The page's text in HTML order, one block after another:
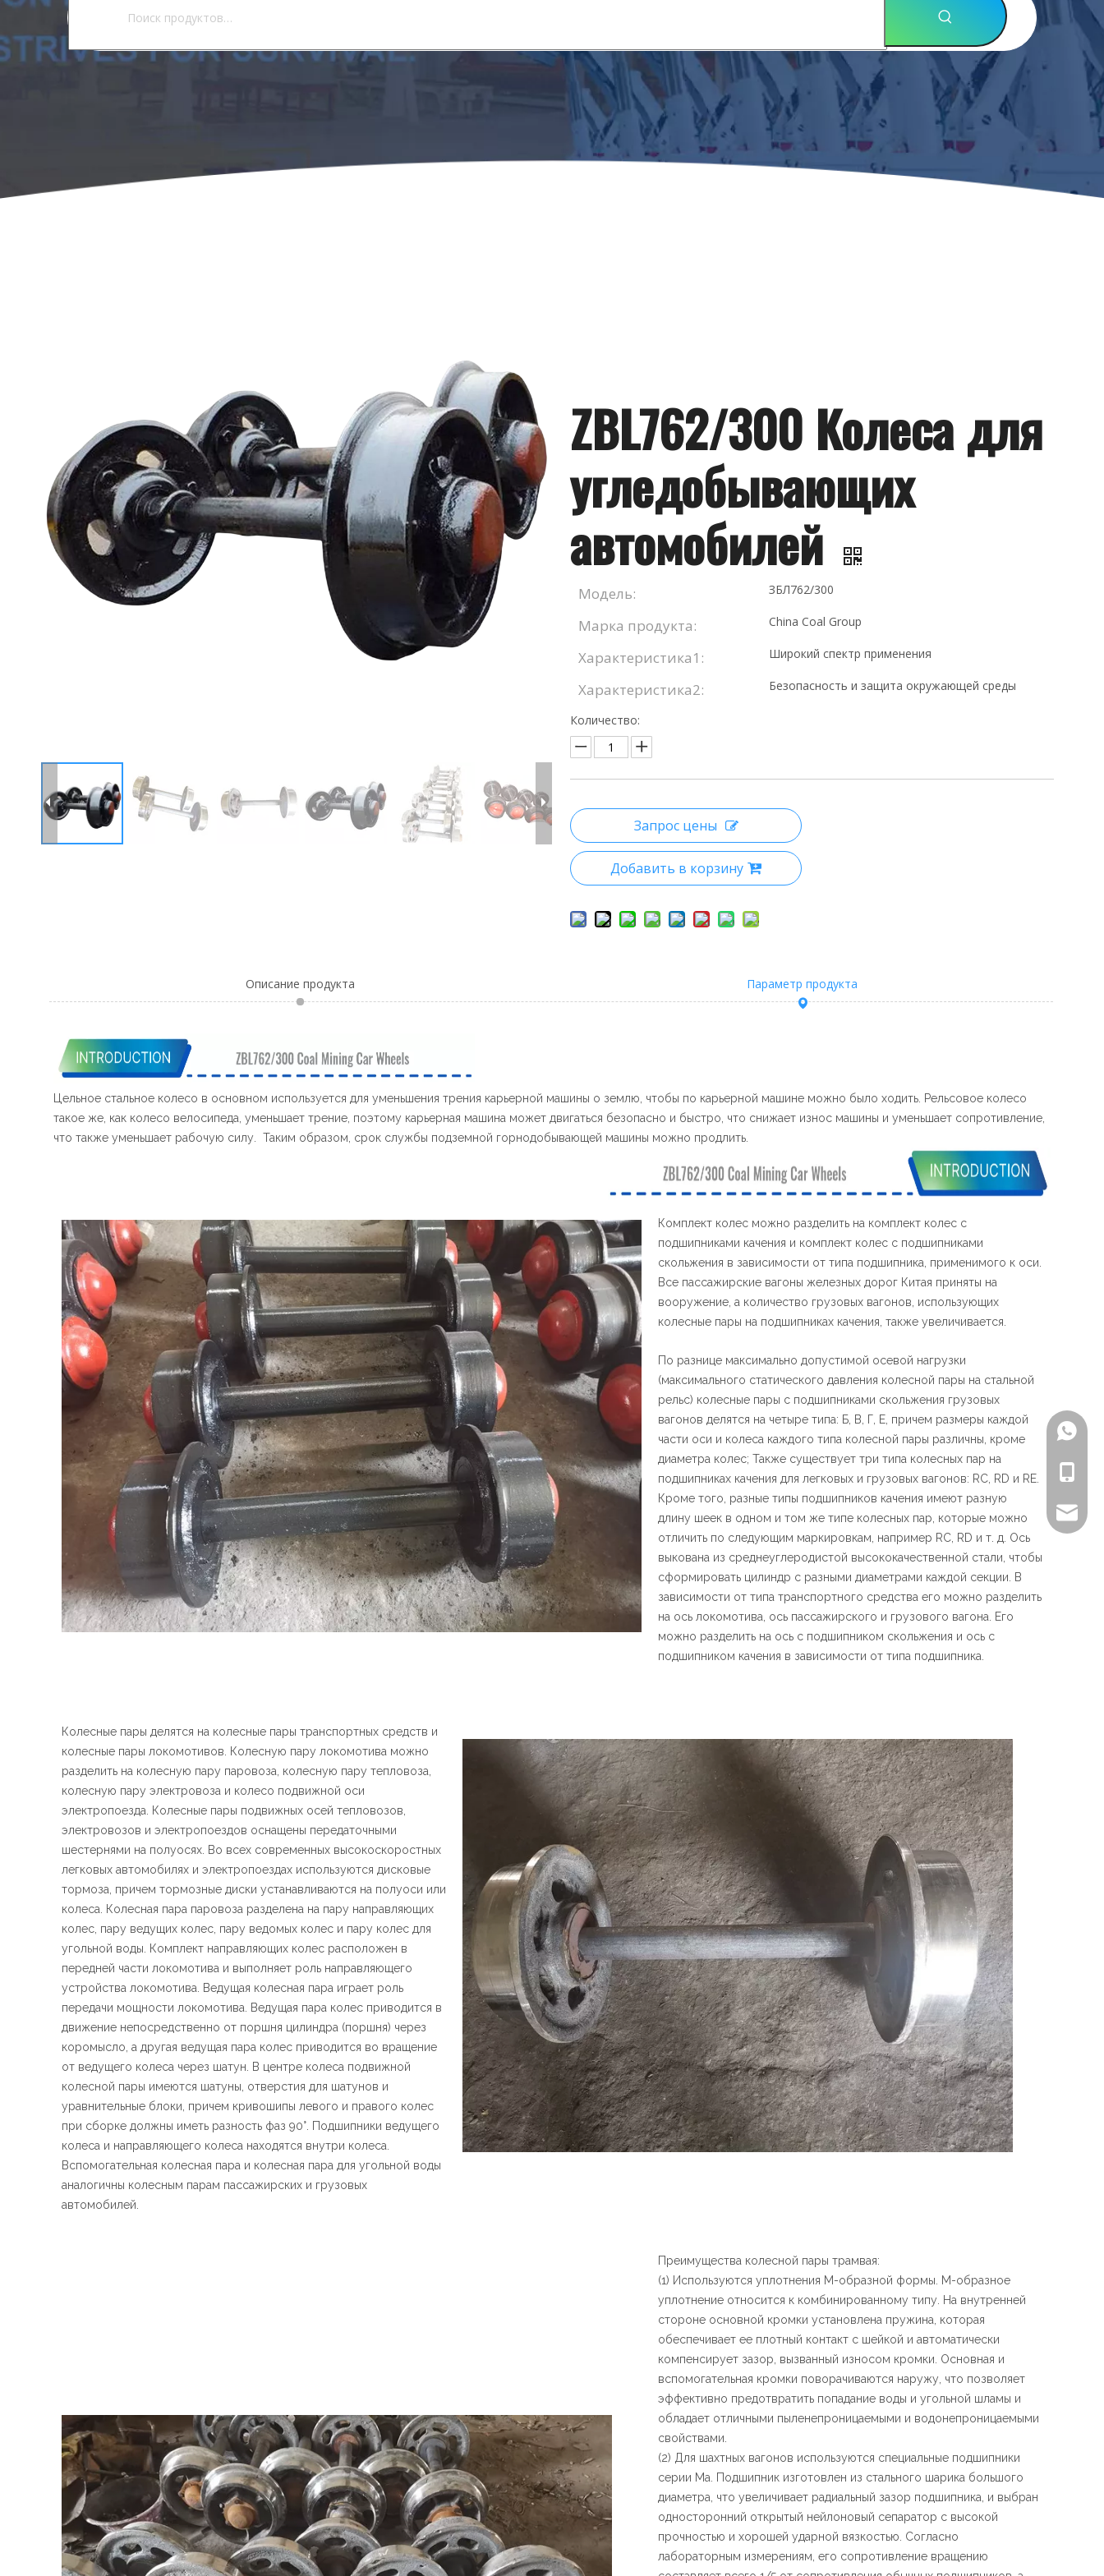
ZBL762/300 Колеса для
угледобывающих
автомобилей
Модель: ЗБЛ762/300
Марка продукта: China Coal Group
Характеристика1: Широкий спектр применения
Характеристика2: Безопасность и защита окружающей среды
Количество:
Запрос цены
Добавить в корзину
Описание продукта Параметр продукта
Цельное стальное колесо в основном используется для уменьшения трения карьерной машины о землю, чтобы по карьерной машине можно было ходить. Рельсовое колесо
такое же, как колесо велосипеда, уменьшает трение, поэтому карьерная машина может двигаться безопасно и быстро, что снижает износ машины и уменьшает сопротивление,
что также уменьшает рабочую силу. Таким образом, срок службы подземной горнодобывающей машины можно продлить.
Комплект колес можно разделить на комплект колес с
подшипниками качения и комплект колес с подшипниками
скольжения в зависимости от типа подшипника, применимого к оси.
Все пассажирские вагоны железных дорог Китая приняты на
вооружение, а количество грузовых вагонов, использующих
колесные пары на подшипниках качения, также увеличивается.
По разнице максимально допустимой осевой нагрузки
(максимального статического давления колесной пары на стальной
рельс) колесные пары с подшипниками скольжения грузовых
вагонов делятся на четыре типа: Б, В, Г, Е, причем размеры каждой
части оси и колеса каждого типа колесной пары различны, кроме
диаметра колес; Также существует три типа колесных пар на
подшипниках качения для легковых и грузовых вагонов: RC, RD и RE.
Кроме того, разные типы подшипников качения имеют разную
длину шеек в одном и том же типе колесных пар, которые можно
отличить по следующим маркировкам, например RC, RD и т. д. Ось
выкована из среднеуглеродистой высококачественной стали, чтобы
сформировать цилиндр с разными диаметрами каждой секции. В
зависимости от типа транспортного средства его можно разделить
на ось локомотива, ось пассажирского и грузового вагона. Его
можно разделить на ось с подшипником скольжения и ось с
подшипником качения в зависимости от типа подшипника.
Колесные пары делятся на колесные пары транспортных средств и
колесные пары локомотивов. Колесную пару локомотива можно
разделить на колесную пару паровоза, колесную пару тепловоза,
колесную пару электровоза и колесо подвижной оси
электропоезда. Колесные пары подвижных осей тепловозов,
электровозов и электропоездов оснащены передаточными
шестернями на полуосях. Во всех современных высокоскоростных
легковых автомобилях и электропоездах используются дисковые
тормоза, причем тормозные диски устанавливаются на полуоси или
колеса. Колесная пара паровоза разделена на пару направляющих
колес, пару ведущих колес, пару ведомых колес и пару колес для
угольной воды. Комплект направляющих колес расположен в
передней части локомотива и выполняет роль направляющего
устройства локомотива. Ведущая колесная пара играет роль
передачи мощности локомотива. Ведущая пара колес приводится в
движение непосредственно от поршня цилиндра (поршня) через
коромысло, а другая ведущая пара колес приводится во вращение
от ведущего колеса через шатун. В центре колеса подвижной
колесной пары имеются шатуны, отверстия для шатунов и
уравнительные блоки, причем кривошипы левого и правого колес
при сборке должны иметь разность фаз 90°. Подшипники ведущего
колеса и направляющего колеса находятся внутри колеса.
Вспомогательная колесная пара и колесная пара для угольной воды
аналогичны колесным парам пассажирских и грузовых
автомобилей.
Преимущества колесной пары трамвая:
(1) Используются уплотнения М-образной формы. М-образное
уплотнение относится к комбинированному типу. На внутренней
стороне основной кромки установлена ​​пружина, которая
обеспечивает ее плотный контакт с шейкой и автоматически
компенсирует зазор, вызванный износом кромки. Основная и
вспомогательная кромки поворачиваются наружу, что позволяет
эффективно предотвратить попадание воды и угольной шламы и
обладает отличными пыленепроницаемыми и водонепроницаемыми
свойствами.
(2) Для шахтных вагонов используются специальные подшипники
серии Ma. Подшипник изготовлен из стального шарика большого
диаметра, что увеличивает радиальный зазор подшипника, и выбран
односторонний открытый нейлоновый сепаратор с высокой
прочностью и хорошей ударной вязкостью. Согласно
лабораторным измерениям, его сопротивление вращению
+86-